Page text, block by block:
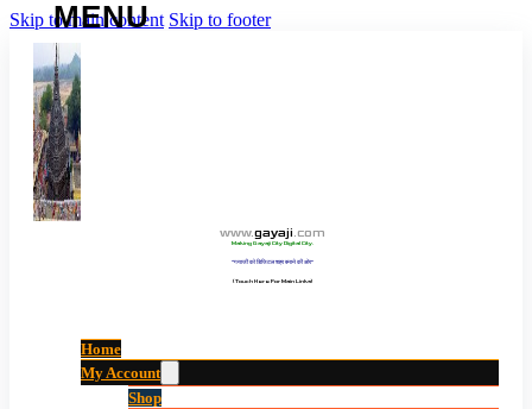
Skip to main content Skip to footer
www.gayaji.com
Making Gayaji City Digital City.
“गयाजी को डिजिटल शहर बनाने की ओर”
(Touch Here For Main Links)
Home
My Account
Shop